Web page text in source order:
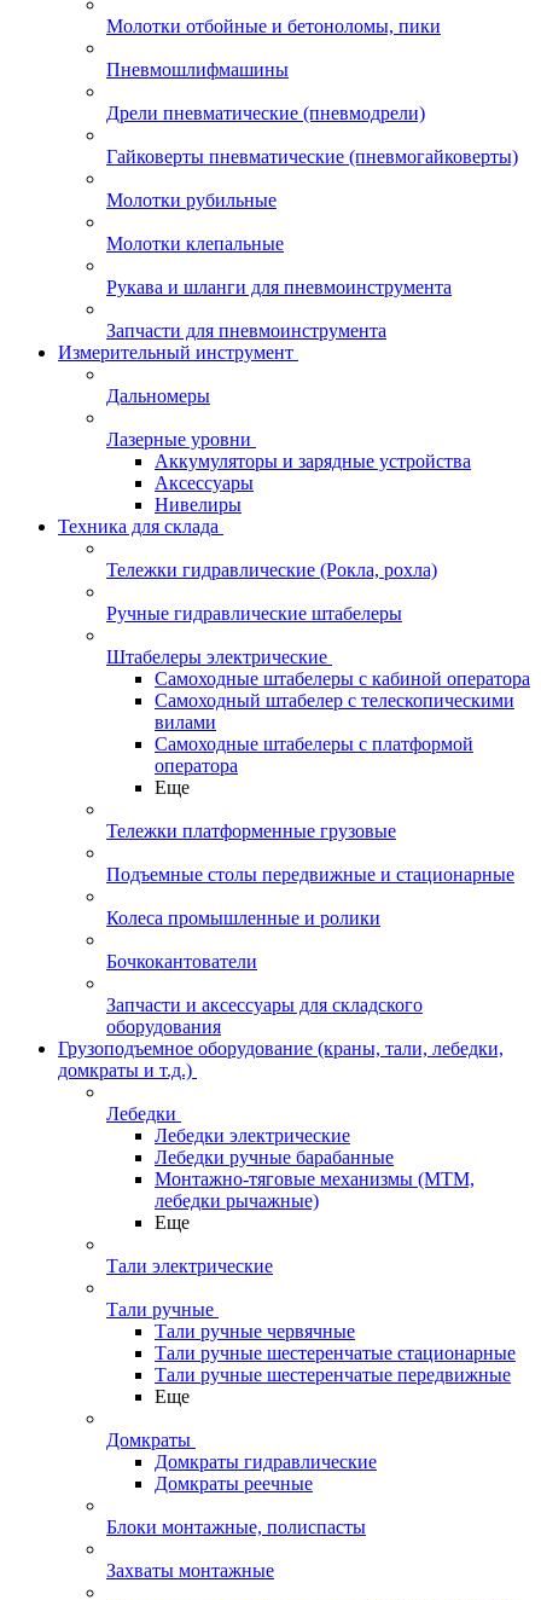
Молотки отбойные и бетоноломы, пики
Пневмошлифмашины
Дрели пневматические (пневмодрели)
Гайковерты пневматические (пневмогайковерты)
Молотки рубильные
Молотки клепальные
Рукава и шланги для пневмоинструмента
Запчасти для пневмоинструмента
Измерительный инструмент
Дальномеры
Лазерные уровни
Аккумуляторы и зарядные устройства
Аксессуары
Нивелиры
Техника для склада
Тележки гидравлические (Рокла, рохла)
Ручные гидравлические штабелеры
Штабелеры электрические
Самоходные штабелеры с кабиной оператора
Самоходный штабелер с телескопическими
вилами
Самоходные штабелеры с платформой
оператора
Еще
Тележки платформенные грузовые
Подъемные столы передвижные и стационарные
Колеса промышленные и ролики
Бочкокантователи
Запчасти и аксессуары для складского
оборудования
Грузоподъемное оборудование (краны, тали, лебедки,
домкраты и т.д.)
Лебедки
Лебедки электрические
Лебедки ручные барабанные
Монтажно-тяговые механизмы (МТМ,
лебедки рычажные)
Еще
Тали электрические
Тали ручные
Тали ручные червячные
Тали ручные шестеренчатые стационарные
Тали ручные шестеренчатые передвижные
Еще
Домкраты
Домкраты гидравлические
Домкраты реечные
Блоки монтажные, полиспасты
Захваты монтажные